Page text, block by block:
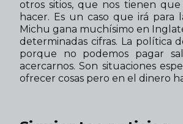
otros sitios, que nos tienen
hacer. Es un caso que irá
Michu gana muchísimo en
determinadas cifras. La política
porque no podemos pagar
acercarnos. Son situaciones
ofrecer cosas pero en el dinero